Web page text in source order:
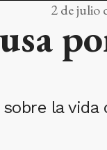
2 de julio
la vida